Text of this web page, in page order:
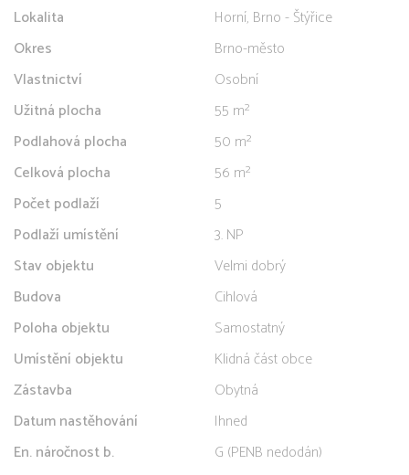
Lokalita
Horní, Brno - Štýřice
Okres
Brno-město
Vlastnictví
Osobní
Užitná plocha
55 m²
Podlahová plocha
50 m²
Celková plocha
56 m²
Počet podlaží
5
Podlaží umístění
3. NP
Stav objektu
Velmi dobrý
Budova
Cihlová
Poloha objektu
Samostatný
Umístění objektu
Klidná část obce
Zástavba
Obytná
Datum nastěhování
Ihned
En. náročnost b.
G (PENB nedodán)